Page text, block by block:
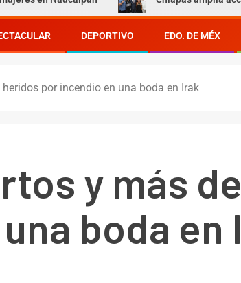
DEPORTIVO EDO. DE MÉX
por incendio en una boda en Irak
y más
boda en